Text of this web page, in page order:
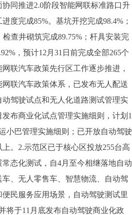
同推进2.0阶段智能网联标准路口升
度完成85%。基坑开挖完成98.4%；
检查井砌筑完成89.75%；杆具安装完
，预计12月31日前完成全部265个
联汽车政策先行区工作逐步推进，
联汽车政策体系，已发布无人配送
驾驶试点和无人化道路测试管理实
布商业化试点管理实施细则，计划1
小巴管理实施细则；已开放自动驾驶
。2.示范区已于核心区投放255台高
态化测试，自4月至今相继落地自动
、无人零售车、智慧物流、自动驾
民服务应用场景，自动驾驶测试里
将于11月底发布自动驾驶商业化政